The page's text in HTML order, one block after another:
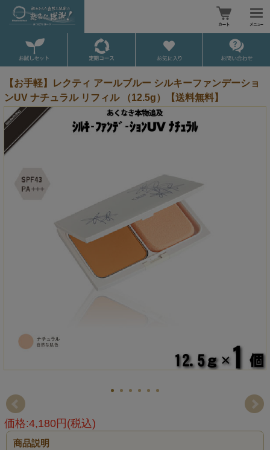
【お手軽】レクティ アールブルー シルキーファンデーショ
ンUV ナチュラル リフィル （12.5g）【送料無料】
価格:4,180円(税込)
商品説明